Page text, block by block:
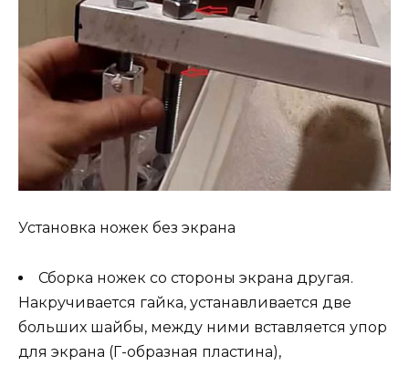
Установка ножек без экрана
Сборка ножек со стороны экрана другая.
Накручивается гайка, устанавливается две
больших шайбы, между ними вставляется упор
для экрана (Г-образная пластина),